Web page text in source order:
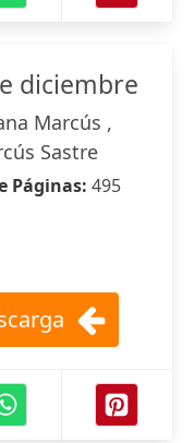
diciembre
Marcús ,
Sastre
Páginas: 495